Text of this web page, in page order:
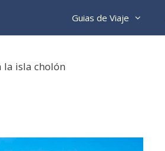
Guias de Viaje
la isla cholón